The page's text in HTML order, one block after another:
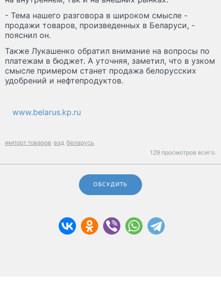
- Тема нашего разговора в широком смысле -
продажи товаров, произведенных в Беларуси, -
пояснил он.
Также Лукашенко обратил внимание на вопросы по
платежам в бюджет. А уточняя, заметил, что в узком
смысле примером станет продажа белорусских
удобрений и нефтепродуктов.
www.belarus.kp.ru
импорт товаров вэд беларусь
129 просмотров всего.
ОБСУДИТЬ